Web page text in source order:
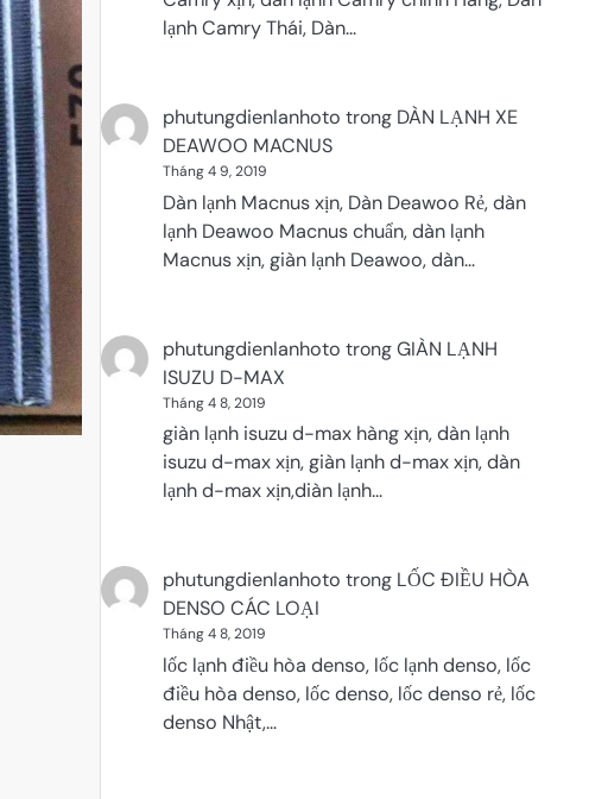
lạnh Camry Thái, Dàn…
phutungdienlanhoto trong DÀN LẠNH XE
DEAWOO MACNUS
Tháng 4 9, 2019
Dàn lạnh Macnus xịn, Dàn Deawoo Rẻ, dàn
lạnh Deawoo Macnus chuẩn, dàn lạnh
Macnus xịn, giàn lạnh Deawoo, dàn…
phutungdienlanhoto trongGIÀN LẠNH
ISUZU D-MAX
Tháng 4 8, 2019
giàn lạnh isuzu d-max hàng xịn, dàn lạnh
isuzu d-max xịn, giàn lạnh d-max xịn, dàn
lạnh d-max xịn,diàn lạnh…
phutungdienlanhoto trong LỐC ĐIỀU HÒA
DENSO CÁC LOẠI
Tháng 4 8, 2019
lốc lạnh điều hòa denso, lốc lạnh denso, lốc
điều hòa denso, lốc denso, lốc denso rẻ, lốc
denso Nhật,…